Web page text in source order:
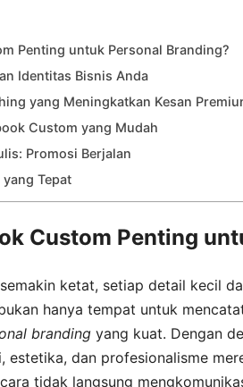
Penting untuk Personal Branding?
Identitas Bisnis Anda
yang Meningkatkan Kesan
Custom yang Mudah
Promosi Berjalan
Tepat
Custom Penting
ketat, setiap detail kecil
hanya tempat untuk
branding yang kuat. Dengan
estetika, dan profesionalisme
tidak langsung